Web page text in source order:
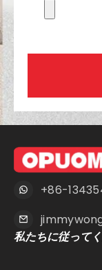
+86-
私たちに従って